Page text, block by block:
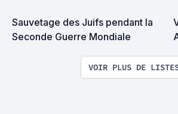
Sauvetage des Juifs pendant la
Seconde Guerre Mondiale
VOIR PLUS DE